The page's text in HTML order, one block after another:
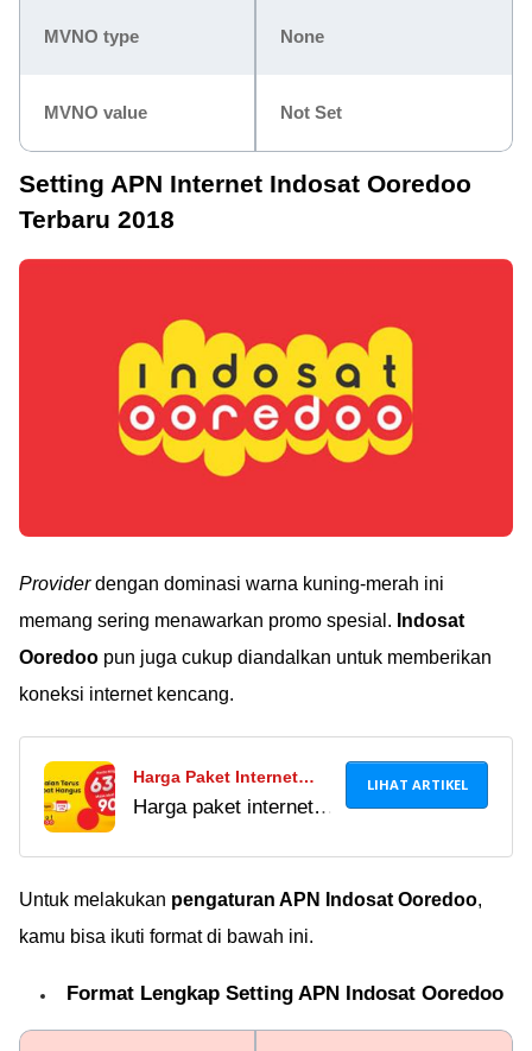
MVNO type None
MVNO value Not Set
Setting APN Internet Indosat Ooredoo
Terbaru 2018
Providerdengan dominasi warna kuning-merah ini
memang sering menawarkan promo spesial. Indosat
Ooredoo pun juga cukup diandalkan untuk memberikan
koneksi internet kencang.
Harga Paket Internet
Indosat Terbaru
Harga paket internet
MyIM3, dan kode
USSD mudah untuk di
LIHAT ARTIKEL
Untuk melakukan pengaturan APN Indosat Ooredoo,
kamu bisa ikuti format di bawah ini.
Format Lengkap Setting APN Indosat Ooredoo